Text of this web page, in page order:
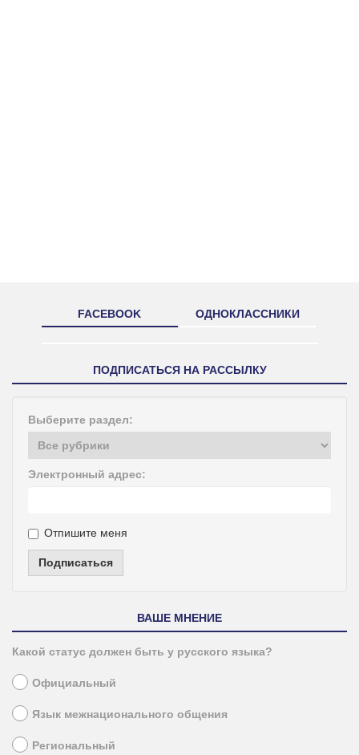
FACEBOOK ОДНОКЛАССНИКИ
ПОДПИСАТЬСЯ НА РАССЫЛКУ
Выберите раздел:
Электронный адрес:
Отпишите меня
Подписаться
ВАШЕ МНЕНИЕ
Какой статус должен быть у русского языка?
Официальный
Язык межнационального общения
Региональный